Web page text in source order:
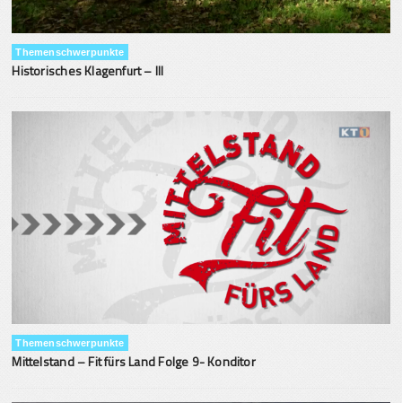
Themenschwerpunkte
Historisches Klagenfurt – III
Themenschwerpunkte
Mittelstand – Fit fürs Land Folge 9- Konditor